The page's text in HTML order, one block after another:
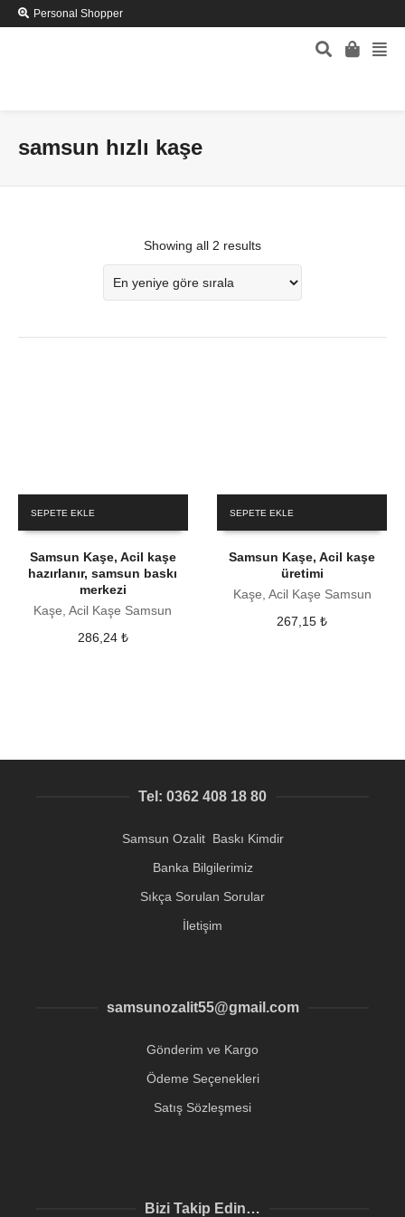
Personal Shopper
samsun hızlı kaşe
Showing all 2 results
SEPETE EKLE
Samsun Kaşe, Acil kaşe
hazırlanır, samsun baskı
merkezi
Kaşe, Acil Kaşe Samsun
286,24 ₺
SEPETE EKLE
Samsun Kaşe, Acil kaşe
üretimi
Kaşe, Acil Kaşe Samsun
267,15₺
Tel: 0362 408 18 80
Samsun Ozalit Baskı Kimdir
Banka Bilgilerimiz
Sıkça Sorulan Sorular
İletişim
samsunozalit55@gmail.com
Gönderim ve Kargo
Ödeme Seçenekleri
Satış Sözleşmesi
Bizi Takip Edin…